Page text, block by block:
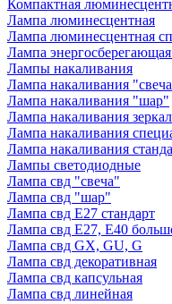
Компактная
Лампа люминесцентная
Лампа люминесцентная
Лампа
Лампы накаливания
Лампа накаливания
Лампа накаливания "шар"
Лампа накаливания
Лампа накаливания
Лампа накаливания
Лампы светодиодные
Лампа свд "свеча"
Лампа свд "шар"
Лампа свд E27 стандарт
Лампа свд E27, Е40
Лампа свд GX, GU, G
Лампа свд декоративная
Лампа свд капсульная
Лампа свд линейная